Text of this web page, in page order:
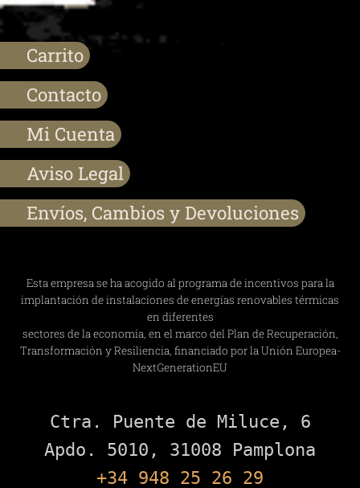
Carrito
Contacto
Mi Cuenta
Aviso Legal
Envíos, Cambios y Devoluciones
Esta empresa se ha acogido al programa de incentivos para la
implantación de instalaciones de energías renovables térmicas
en diferentes
sectores de la economía, en el marco del Plan de Recuperación,
Transformación y Resiliencia, financiado por la Unión Europea-
NextGenerationEU
Ctra. Puente de Miluce, 6
+34 948 25 26 29